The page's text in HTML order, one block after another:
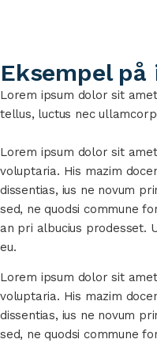
Eksempel
Lorem ipsum dolor sit
tellus, luctus nec
Lorem ipsum dolor sit
voluptaria. His mazim
dissentias, ius ne novum
sed, ne quodsi commune
an pri albucius prodesset.
eu.
Lorem ipsum dolor sit
voluptaria. His mazim
dissentias, ius ne novum
sed, ne quodsi commune